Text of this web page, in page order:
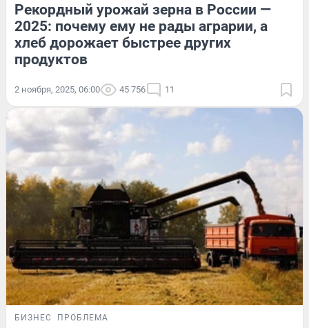
Рекордный урожай зерна в России —
2025: почему ему не рады аграрии, а
хлеб дорожает быстрее других
продуктов
2 ноября, 2025, 06:00 45 756 11
БИЗНЕС ПРОБЛЕМА